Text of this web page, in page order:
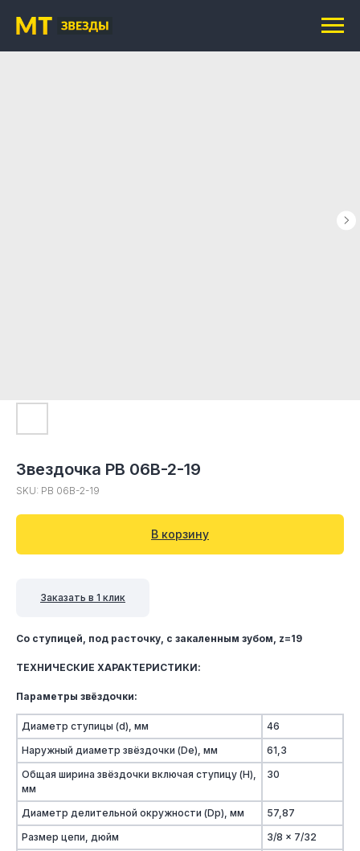
Звездочка PB 06B-2-19
SKU: PB 06B-2-19
В корзину
Заказать в 1 клик
Со ступицей, под расточку, c закаленным зубом, z=19
ТЕХНИЧЕСКИЕ ХАРАКТЕРИСТИКИ:
Параметры звёздочки:
Диаметр ступицы (d), мм
46
Наружный диаметр звёздочки (De), мм
61,3
Общая ширина звёздочки включая ступицу (H),
мм
30
Диаметр делительной окружности (Dp), мм
57,87
Размер цепи, дюйм
3/8 x 7/32